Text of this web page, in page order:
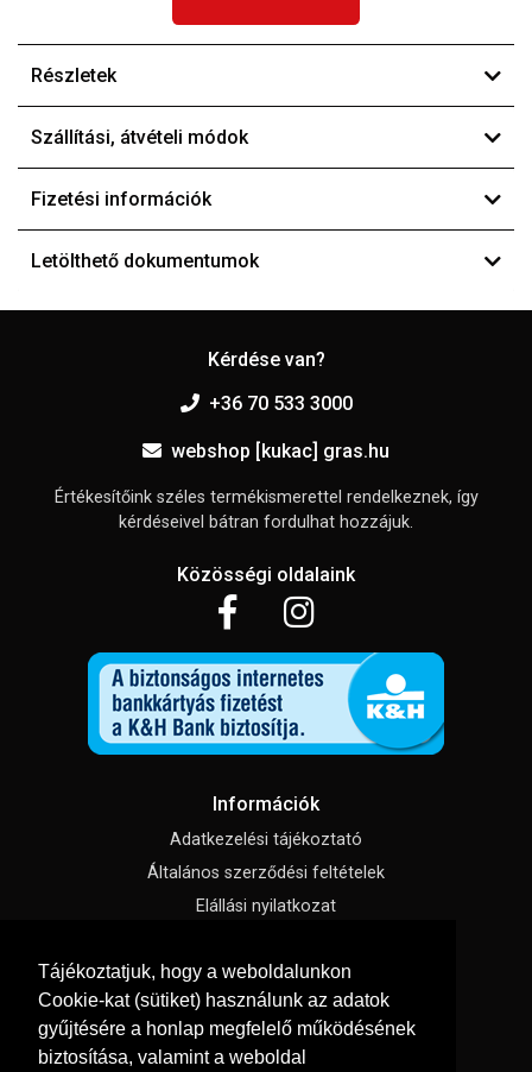
Tájékoztatjuk, hogy a weboldalunkon
Cookie-kat (sütiket) használunk az adatok
gyűjtésére a honlap megfelelő működésének
biztosítása, valamint a weboldal
Részletek
Szállítási, átvételi módok
Fizetési információk
Letölthető dokumentumok
Kérdése van?
+36 70 533 3000
webshop [kukac] gras.hu
Értékesítőink széles termékismerettel rendelkeznek, így
kérdéseivel bátran fordulhat hozzájuk.
Közösségi oldalaink
Információk
Adatkezelési tájékoztató
Általános szerződési feltételek
Elállási nyilatkozat
Süti beállítások
Menü